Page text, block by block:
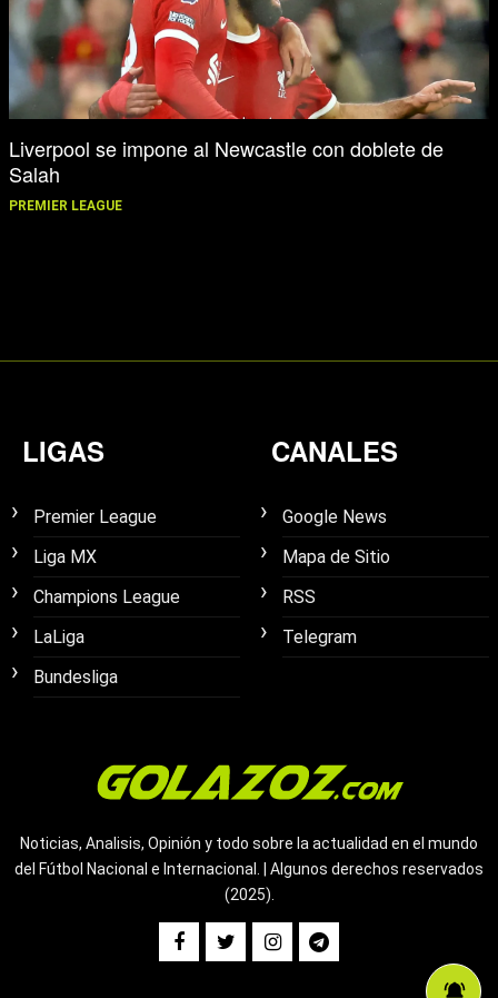
Liverpool se impone al Newcastle con doblete de
Salah
PREMIER LEAGUE
LIGAS
Premier League
Liga MX
Champions League
LaLiga
Bundesliga
CANALES
Google News
Mapa de Sitio
RSS
Telegram
Noticias, Analisis, Opinión y todo sobre la actualidad en el mundo
del Fútbol Nacional e Internacional. | Algunos derechos reservados
(2025).